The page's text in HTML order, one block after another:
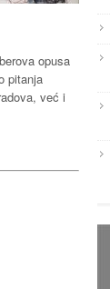
opusa
pitanja
već i